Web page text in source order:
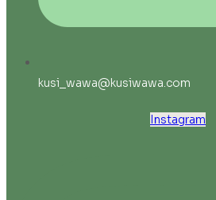
kusi_wawa@kusiwawa.com
Instagram